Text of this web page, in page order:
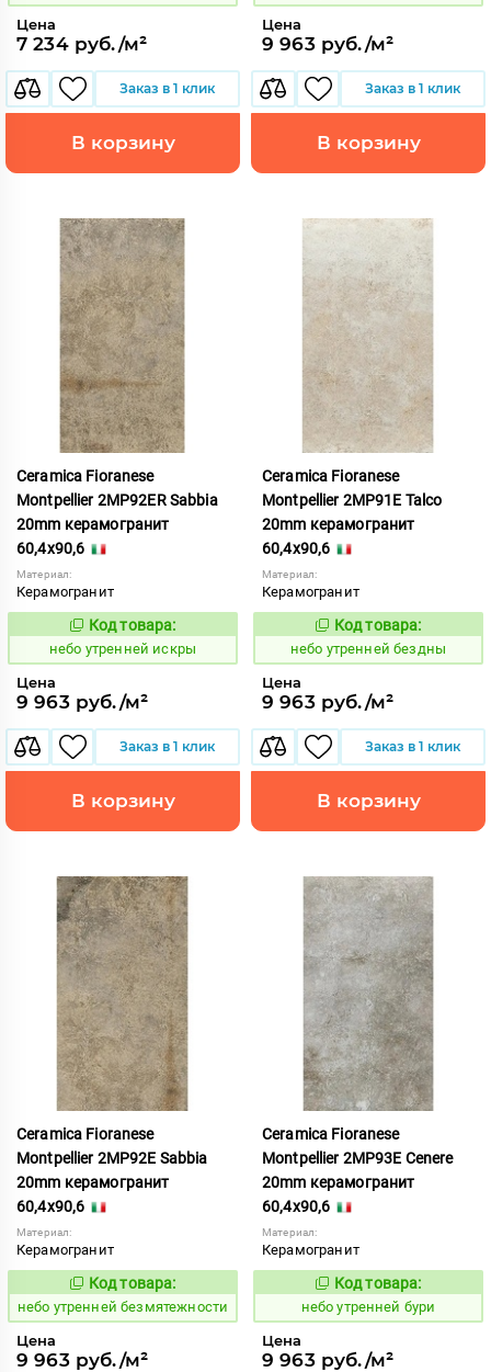
Цена
7 234 руб./м²
Заказ в 1 клик
В корзину
Цена
9 963 руб./м²
Заказ в 1 клик
В корзину
Ceramica Fioranese
Montpellier 2MP92ER Sabbia
20mm керамогранит
60,4x90,6
Материал:
Керамогранит
1123034
Код товара:
небо утренней искры
Цена
9 963 руб./м²
Заказ в 1 клик
В корзину
Ceramica Fioranese
Montpellier 2MP91E Talco
20mm керамогранит
60,4x90,6
Материал:
Керамогранит
1123002
Код товара:
небо утренней бездны
Цена
9 963 руб./м²
Заказ в 1 клик
В корзину
Ceramica Fioranese
Montpellier 2MP92E Sabbia
20mm керамогранит
60,4x90,6
Материал:
Керамогранит
1123004
Код товара:
небо утренней безмятежности
Цена
9 963 руб./м²
Ceramica Fioranese
Montpellier 2MP93E Cenere
20mm керамогранит
60,4x90,6
Материал:
Керамогранит
1123005
Код товара:
небо утренней бури
Цена
9 963 руб./м²